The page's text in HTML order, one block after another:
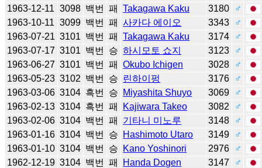
1963-12-11 3098 백번 패 Takagawa Kaku 3180
♂
1963-10-11 3099 백번 패 사카다 에이오 3343
♂
1963-07-21 3101 백번 패 Takagawa Kaku 3174
♂
1963-07-17 3101 백번 승 하시모토 쇼지 3123
♂
1963-06-27 3101 백번 패 Okubo Ichigen 3028
♂
1963-05-23 3102 백번 승 린하이펑 3176
♂
1963-03-06 3104 흑번 승 Miyashita Shuyo 3069
♂
1963-02-13 3104 흑번 패 Kajiwara Takeo 3082
♂
1963-02-06 3104 백번 패 기타니 미노루 3148
♂
1963-01-16 3104 백번 승 Hashimoto Utaro 3149
♂
1963-01-10 3104 백번 승 Kano Yoshinori 2976
♂
1962-12-19 3104 백번 패 Handa Dogen 3147
♂